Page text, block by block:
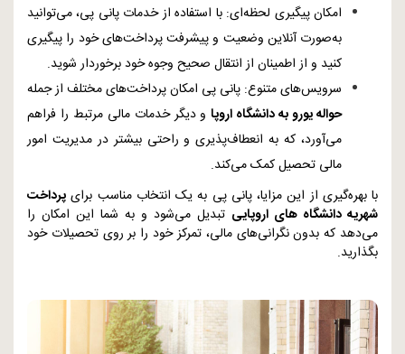
امکان پیگیری لحظه‌ای: با استفاده از خدمات پانی پی، می‌توانید
به‌صورت آنلاین وضعیت و پیشرفت پرداخت‌های خود را پیگیری
کنید و از اطمینان از انتقال صحیح وجوه خود برخوردار شوید.
سرویس‌های متنوع: پانی پی امکان پرداخت‌های مختلف از جمله
حواله یورو به دانشگاه اروپاو دیگر خدمات مالی مرتبط را فراهم
می‌آورد، که به انعطاف‌پذیری و راحتی بیشتر در مدیریت امور
مالی تحصیل کمک می‌کند.
با بهره‌گیری از این مزایا، پانی پی به یک انتخاب مناسب برای پرداخت
شهریه دانشگاه‌ های اروپایی تبدیل می‌شود و به شما این امکان را
می‌دهد که بدون نگرانی‌های مالی، تمرکز خود را بر روی تحصیلات خود
بگذارید.